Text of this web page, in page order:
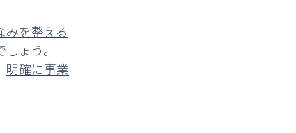
みを整える
ょう。
明確に事業